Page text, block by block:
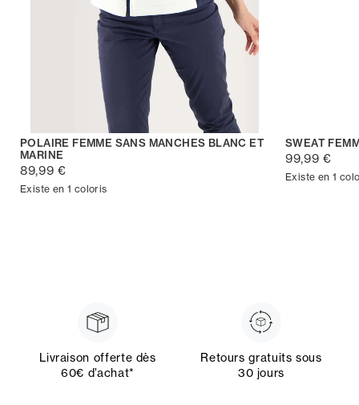
POLAIRE FEMME SANS MANCHES BLANC ET
MARINE
89,99 €
Existe en 1 coloris
SWEAT
99,99 €
Existe en 1
Livraison offerte dès
60€ d’achat*
Retours gratuits sous
30 jours